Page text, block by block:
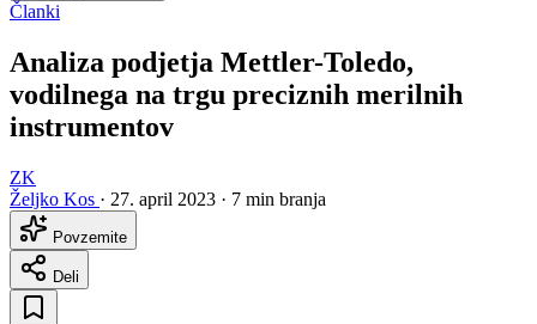
Članki
Analiza podjetja Mettler-Toledo,
vodilnega na trgu preciznih merilnih
instrumentov
ZK
Željko Kos · 27. april 2023 · 7 min branja
Povzemite
Deli